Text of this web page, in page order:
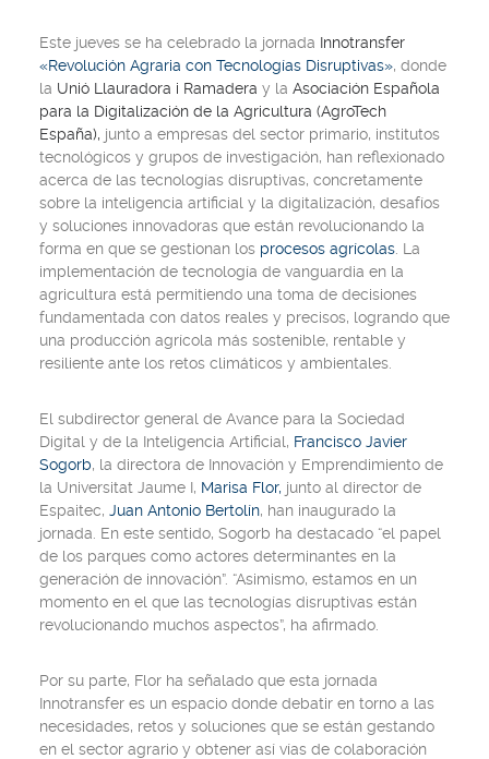
Este jueves se ha celebrado la jornada Innotransfer
«Revolución Agraria con Tecnologías Disruptivas», donde
la Unió Llauradora i Ramadera y la Asociación Española
para la Digitalización de la Agricultura (AgroTech
España), junto a empresas del sector primario, institutos
tecnológicos y grupos de investigación, han reflexionado
acerca de las tecnologías disruptivas, concretamente
sobre la inteligencia artificial y la digitalización, desafíos
y soluciones innovadoras que están revolucionando la
forma en que se gestionan los procesos agrícolas . La
implementación de tecnología de vanguardia en la
agricultura está permitiendo una toma de decisiones
fundamentada con datos reales y precisos, logrando que
una producción agrícola más sostenible, rentable y
resiliente ante los retos climáticos y ambientales.
El subdirector general de Avance para la Sociedad
Digital y de la Inteligencia Artificial, Francisco Javier
Sogorb, la directora de Innovación y Emprendimiento de
la Universitat Jaume I, Marisa Flor, junto al director de
Espaitec, Juan Antonio Bertolín, han inaugurado la
jornada. En este sentido, Sogorb ha destacado “el papel
de los parques como actores determinantes en la
generación de innovación”. “Asimismo, estamos en un
momento en el que las tecnologías disruptivas están
revolucionando muchos aspectos”, ha afirmado.
Por su parte, Flor ha señalado que esta jornada
Innotransfer es un espacio donde debatir en torno a las
necesidades, retos y soluciones que se están gestando
en el sector agrario y obtener así vías de colaboración